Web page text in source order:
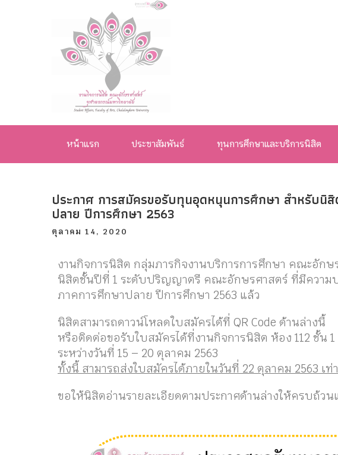
งานกิจการ
นิสิต คณะ
อักษรศาสตร์
จุฬาลงกรณ์
มหาวิทยาลัย
หน้าแรก ประชาสัมพันธ์ ทุนการศึกษาและบริการนิสิต
ประกาศ การสมัครขอรับทุนอุดหนุนการศึกษา สำหรับนิ
ปลาย ปีการศึกษา 2563
ตุลาคม 14, 2020
งานกิจการนิสิต กลุ่มภารกิจงานบริการการศึกษา คณะอัก
นิสิตชั้นปีที่ 1 ระดับปริญญาตรี คณะอักษรศาสตร์ ที่มีความ
ภาคการศึกษาปลาย ปีการศึกษา 2563 แล้ว
นิสิตสามารถดาวน์โหลดใบสมัครได้ที่ QR Code ด้านล่างนี้
หรือติดต่อขอรับใบสมัครได้ที่งานกิจการนิสิต ห้อง 112 ชั้น 1
ระหว่างวันที่ 15 – 20 ตุลาคม 2563
ทั้งนี้ สามารถส่งใบสมัครได้ภายในวันที่ 22 ตุลาคม 2563 เท่
ขอให้นิสิตอ่านรายละเอียดตามประกาศด้านล่างให้ครบถ้ว